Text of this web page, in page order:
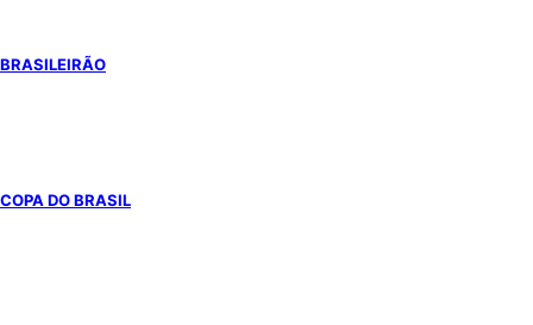
BRASILEIRÃO
COPA DO BRASIL